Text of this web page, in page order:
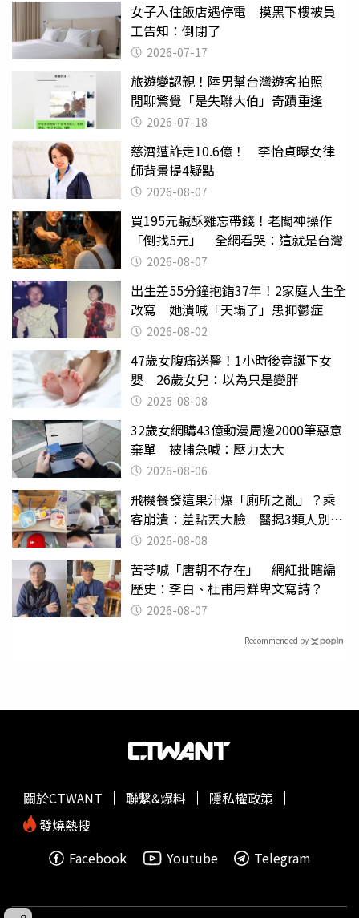
女子入住飯店遇停電 摸黑下樓被員
工告知：倒閉了
2026-07-17
旅遊變認親！陸男幫台灣遊客拍照
閒聊驚覺「是失聯大伯」奇蹟重逢
2026-07-18
慈濟遭詐走10.6億！ 李怡貞曝女律
師背景提4疑點
2026-08-07
買195元鹹酥雞忘帶錢！老闆神操作
「倒找5元」 全網看哭：這就是台灣
2026-08-07
出生差55分鐘抱錯37年！2家庭人生全
改寫 她潰喊「天塌了」患抑鬱症
2026-08-02
47歲女腹痛送醫！1小時後竟誕下女
嬰 26歲女兒：以為只是變胖
2026-08-08
32歲女網購43億動漫周邊2000筆惡意
棄單 被捕急喊：壓力太大
2026-08-06
飛機餐發這果汁爆「廁所之亂」？乘
客崩潰：差點丟大臉 醫揭3類人別亂
喝 2026-08-08
苦苓喊「唐朝不存在」 網紅批瞎編
歷史：李白、杜甫用鮮卑文寫詩？
2026-08-07
Recommended by
關於CTWANT 聯繫&爆料
隱私權政策
發燒熱搜
Facebook
Youtube Telegram